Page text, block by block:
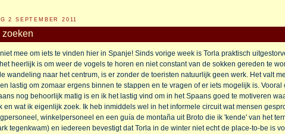
2 SEPTEMBER 2011
zoeken
mee om iets te vinden hier in Spanje! Sinds vorige week is Torla praktisch
heerlijk is om weer de vogels te horen en niet constant van de sokken gereden te
wandeling naar het centrum, is er zonder de toeristen natuurlijk geen werk. Het valt me
lastig om zomaar ergens binnen te stappen en te vragen of er iets mogelijk is. Vooral
nog behoorlijk matig is en ik het lastig vind om in het Spaans goed te motiveren
en wat ik eigenlijk zoek. Ik heb inmiddels wel in het informele circuit wat mensen
winkelpersoneel en een guía de montaña uit Broto die ik 'kende' van het
tegenkwam) en iedereen bevestigt dat Torla in de winter niet echt de place-to-be is